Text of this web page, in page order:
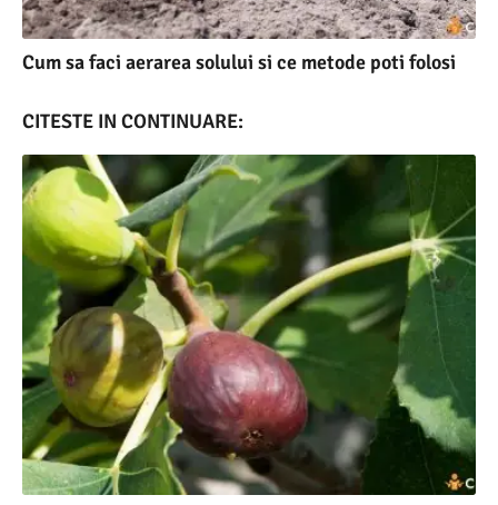
Cum sa faci aerarea solului si ce metode poti folosi
CITESTE IN CONTINUARE: